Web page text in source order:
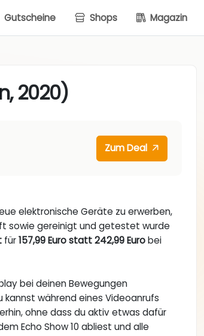
Gutscheine Shops Magazin
2020)
Zum Deal
elektronische Geräte zu erwerben,
sowie gereinigt und getestet wurde
für157,99 Euro statt 242,99 Eurobei
bei deinen Bewegungen
während eines Videoanrufs
ohne dass du aktiv etwas dafür
Echo Show 10 abliest und alle